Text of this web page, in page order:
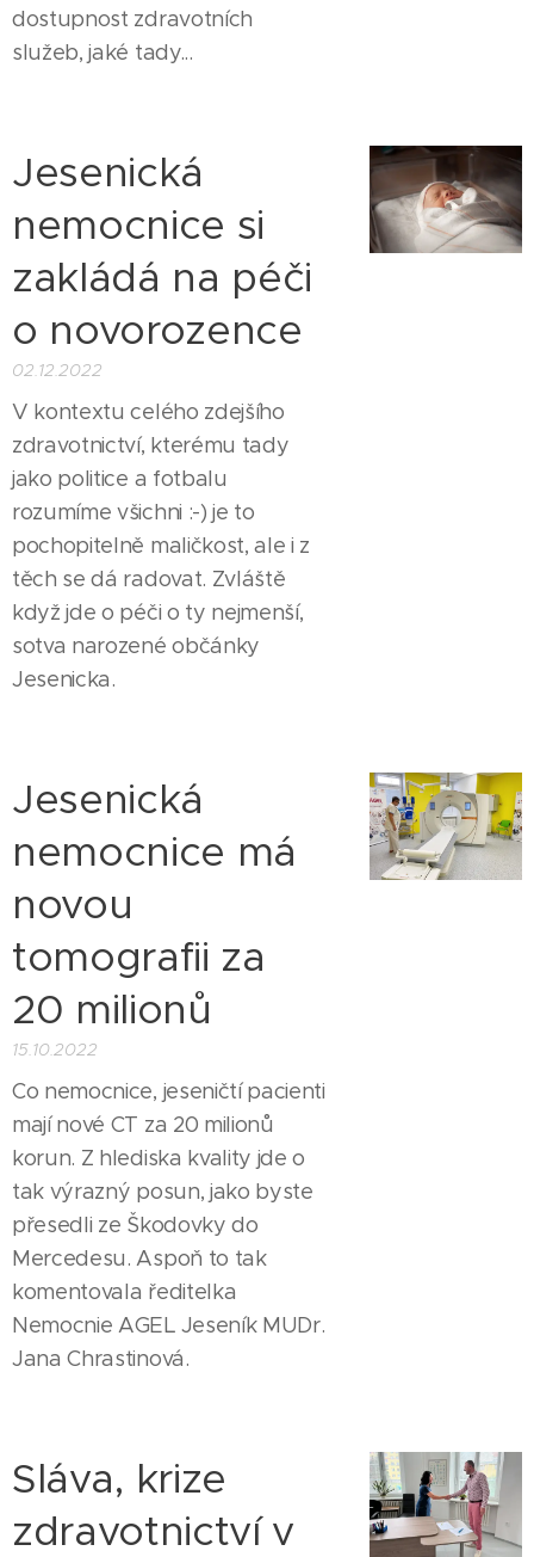
dostupnost zdravotních
služeb, jaké tady...
Jesenická
nemocnice si
zakládá na péči
o novorozence
02.12.2022
V kontextu celého zdejšího
zdravotnictví, kterému tady
jako politice a fotbalu
rozumíme všichni :-) je to
pochopitelně maličkost, ale i z
těch se dá radovat. Zvláště
když jde o péči o ty nejmenší,
sotva narozené občánky
Jesenicka.
Jesenická
nemocnice má
novou
tomografii za
20 milionů
15.10.2022
Co nemocnice, jeseničtí pacienti
mají nové CT za 20 milionů
korun. Z hlediska kvality jde o
tak výrazný posun, jako byste
přesedli ze Škodovky do
Mercedesu. Aspoň to tak
komentovala ředitelka
Nemocnie AGEL Jeseník MUDr.
Jana Chrastinová.
Sláva, krize
zdravotnictví v